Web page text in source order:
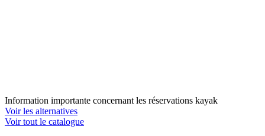
Information importante concernant les réservations kayak
Voir les alternatives
Voir tout le catalogue